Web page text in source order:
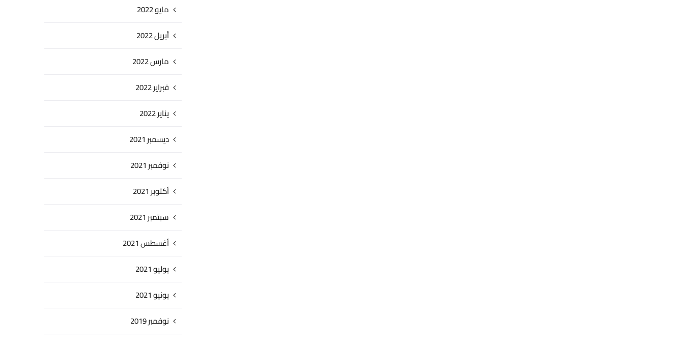
مايو 2022
أبريل 2022
مارس 2022
فبراير 2022
يناير 2022
ديسمبر 2021
نوفمبر 2021
أكتوبر 2021
سبتمبر 2021
أغسطس 2021
يوليو 2021
يونيو 2021
نوفمبر 2019